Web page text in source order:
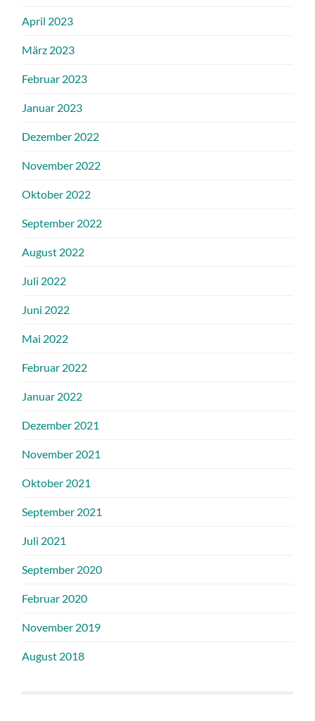
April 2023
März 2023
Februar 2023
Januar 2023
Dezember 2022
November 2022
Oktober 2022
September 2022
August 2022
Juli 2022
Juni 2022
Mai 2022
Februar 2022
Januar 2022
Dezember 2021
November 2021
Oktober 2021
September 2021
Juli 2021
September 2020
Februar 2020
November 2019
August 2018